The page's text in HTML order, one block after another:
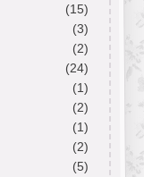
(15)
(3)
(2)
(24)
(1)
(2)
(1)
(2)
(5)